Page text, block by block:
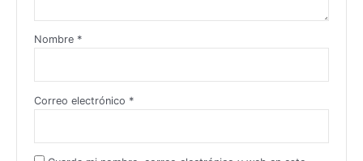
Nombre *
Correo electrónico *